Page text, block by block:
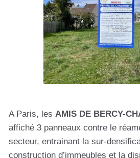
A Paris, les AMIS DE BERCY-
affiché 3 panneaux contre le
secteur, entrainant la sur-
construction d’immeubles et la